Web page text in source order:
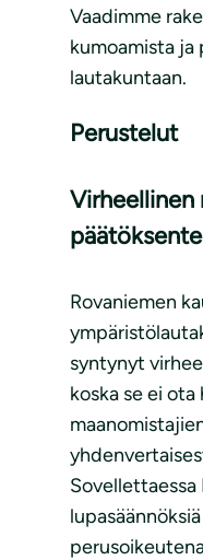
Vaadimme
kumoamista
lautakuntaan.
Perustelut
Rovaniemen
syntynyt
koska se ei ota
Sovellettaessa